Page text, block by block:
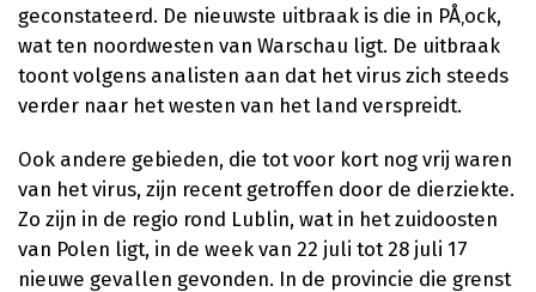
geconstateerd. De nieuwste uitbraak is die in PÅ‚ock,
wat ten noordwesten van Warschau ligt. De uitbraak
toont volgens analisten aan dat het virus zich steeds
verder naar het westen van het land verspreidt.
Ook andere gebieden, die tot voor kort nog vrij waren
van het virus, zijn recent getroffen door de dierziekte.
Zo zijn in de regio rond Lublin, wat in het zuidoosten
van Polen ligt, in de week van 22 juli tot 28 juli 17
nieuwe gevallen gevonden. In de provincie die grenst